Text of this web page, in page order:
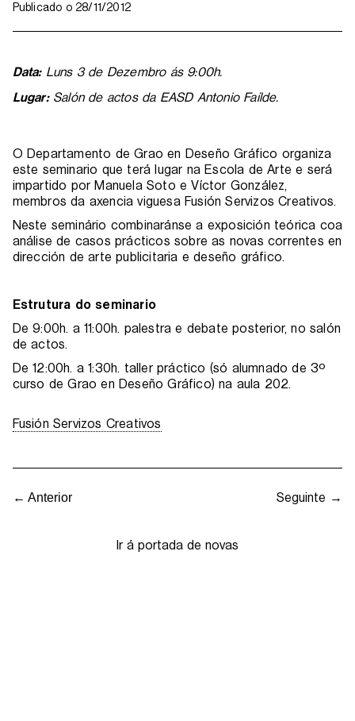
Publicado o 28/11/2012
Data:Luns 3 de Dezembro ás 9:00h.
Lugar:Salón de actos da EASD Antonio Faílde.
O Departamento de Grao en Deseño Gráfico organiza
este seminario que terá lugar na Escola de Arte e será
impartido por Manuela Soto e Víctor González,
membros da axencia viguesa Fusión Servizos Creativos.
Neste seminário combinaránse a exposición teórica coa
análise de casos prácticos sobre as novas correntes en
dirección de arte publicitaria e deseño gráfico.
Estrutura do seminario
De 9:00h. a 11:00h. palestra e debate posterior, no salón
de actos.
De 12:00h. a 1:30h. taller práctico (só alumnado de 3º
curso de Grao en Deseño Gráfico) na aula 202.
Fusión Servizos Creativos
← Anterior Seguinte →
Ir á portada de novas